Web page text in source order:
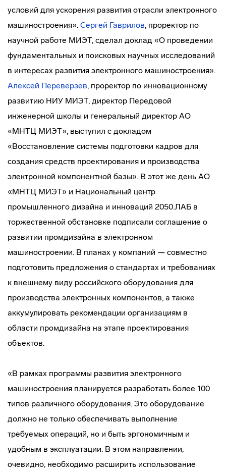
условий для ускорения развития отрасли электронного
машиностроения». Сергей Гаврилов, проректор по
научной работе МИЭТ, сделал доклад «О проведении
фундаментальных и поисковых научных исследований
в интересах развития электронного машиностроения».
Алексей Переверзев, проректор по инновационному
развитию НИУ МИЭТ, директор Передовой
инженерной школы и генеральный директор АО
«МНТЦ МИЭТ», выступил с докладом
«Восстановление системы подготовки кадров для
создания средств проектирования и производства
электронной компонентной базы». В этот же день АО
«МНТЦ МИЭТ» и Национальный центр
промышленного дизайна и инноваций 2050.ЛАБ в
торжественной обстановке подписали соглашение о
развитии промдизайна в электронном
машиностроении. В планах у компаний — совместно
подготовить предложения о стандартах и требованиях
к внешнему виду российского оборудования для
производства электронных компонентов, а также
аккумулировать рекомендации организациям в
области промдизайна на этапе проектирования
объектов.
«В рамках программы развития электронного
машиностроения планируется разработать более 100
типов различного оборудования. Это оборудование
должно не только обеспечивать выполнение
требуемых операций, но и быть эргономичным и
удобным в эксплуатации. В этом направлении,
очевидно, необходимо расширить использование